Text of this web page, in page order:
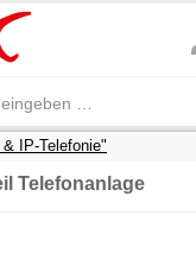
IP-Telefonie"
Telefonanlage